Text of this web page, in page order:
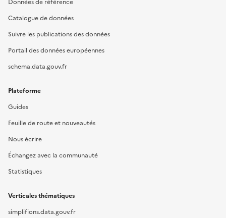
Données de référence
Catalogue de données
Suivre les publications des données
Portail des données européennes
schema.data.gouv.fr
Plateforme
Guides
Feuille de route et nouveautés
Nous écrire
Échangez avec la communauté
Statistiques
Verticales thématiques
simplifions.data.gouv.fr